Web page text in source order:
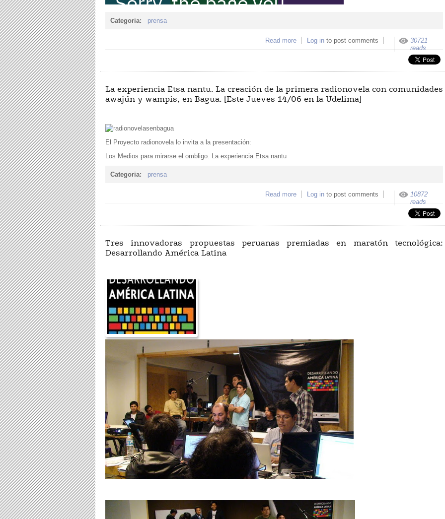
Categoria: prensa
Read more about Video-Cursos en Música por Computadora
Log in to post comments
30721
reads
La experiencia Etsa nantu. La creación de la primera radionovela con comunidades
awajún y wampis, en Bagua. [Este Jueves 14/06 en la Udelima]
El Proyecto radionovela lo invita a la presentación:
Los Medios para mirarse el ombligo. La experiencia Etsa nantu
Categoria: prensa
Read more about La experiencia Etsa nantu. La creación de
primera radionovela con comunidades awajún
wampis, en Bagua. [Este Jueves 14/06 en
Log in to post comments
10872
reads
Tres innovadoras propuestas peruanas premiadas en maratón tecnológica:
Desarrollando América Latina